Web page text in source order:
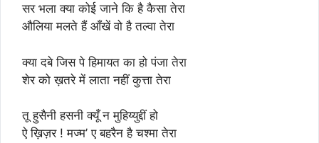
सर भला क्या कोई जाने कि है कैसा तेरा
औलिया मलते हैं आँखें वो है तल्वा तेरा
क्या दबे जिस पे हिमायत का हो पंजा तेरा
शेर को ख़तरे में लाता नहीं कुत्ता तेरा
तू हुसैनी हसनी क्यूँ न मुहिय्युद्दीं हो
ऐ ख़िज़र ! मज्म’ ए बहरैन है चश्मा तेरा